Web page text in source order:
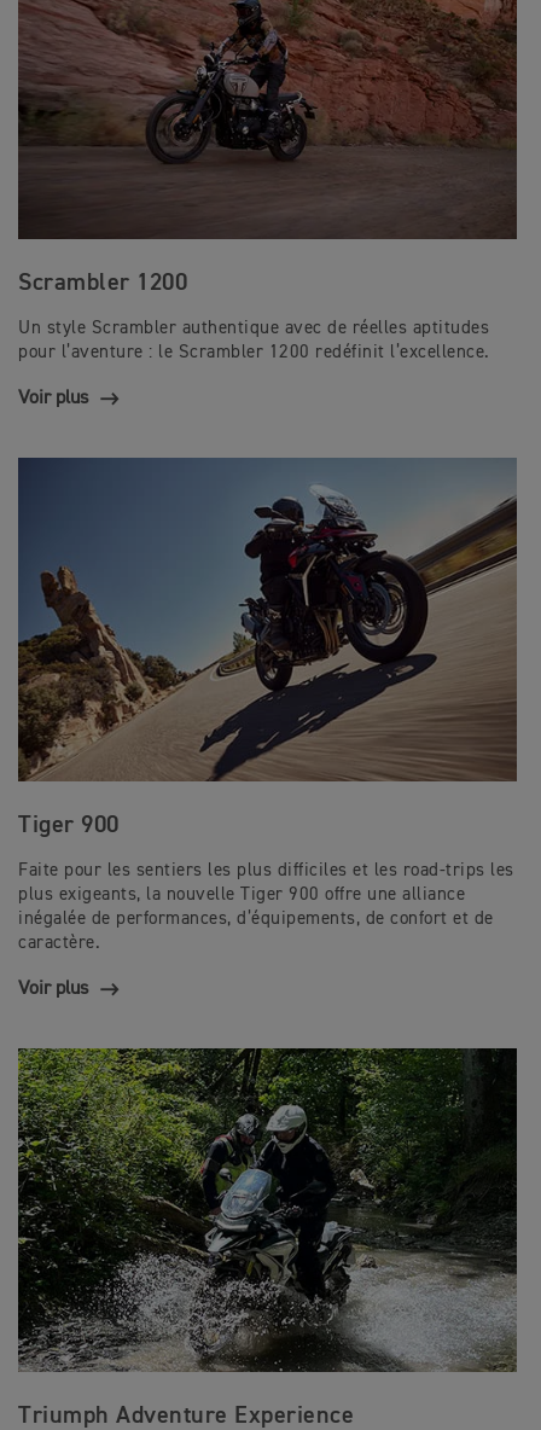
Scrambler 1200
Un style Scrambler authentique avec de réelles aptitudes
pour l’aventure : le Scrambler 1200 redéfinit l’excellence.
Voir plus
Tiger 900
Faite pour les sentiers les plus difficiles et les road-trips les
plus exigeants, la nouvelle Tiger 900 offre une alliance
inégalée de performances, d’équipements, de confort et de
caractère.
Voir plus
Triumph Adventure Experience